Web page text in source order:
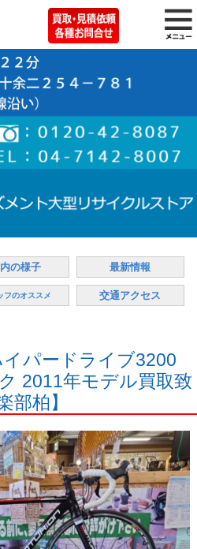
の様子 最新情報
フのオススメ 交通アクセス
パードライブ3200
2011年モデル買取致
部柏】